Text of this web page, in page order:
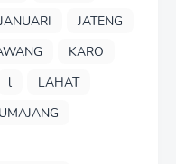
JANUARI
JATENG
KARO
l
LAHAT